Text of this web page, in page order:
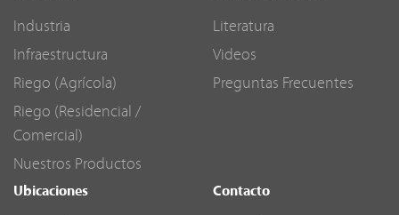
Industria
Infraestructura
Riego (Agrícola)
Riego (Residencial /
Comercial)
Nuestros Productos
Literatura
Videos
Preguntas Frecuentes
Ubicaciones Contacto